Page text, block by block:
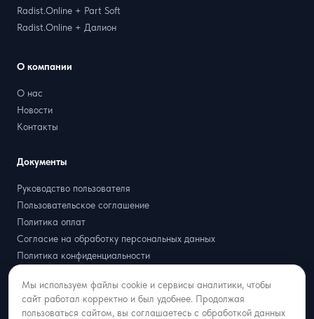
Radist.Online + Part Soft
Radist.Online + Далион
О компании
О нас
Новости
Контакты
Документы
Руководство пользователя
Пользовательское соглашение
Политика оплат
Согласие на обработку персональных данных
Политика конфиденциальности
Партнёрская оферта
Мы используем файлы cookie и сервисы аналитики, чтобы
сайт работал корректно и был удобнее. Продолжая
пользоваться сайтом, вы соглашаетесь с обработкой данных